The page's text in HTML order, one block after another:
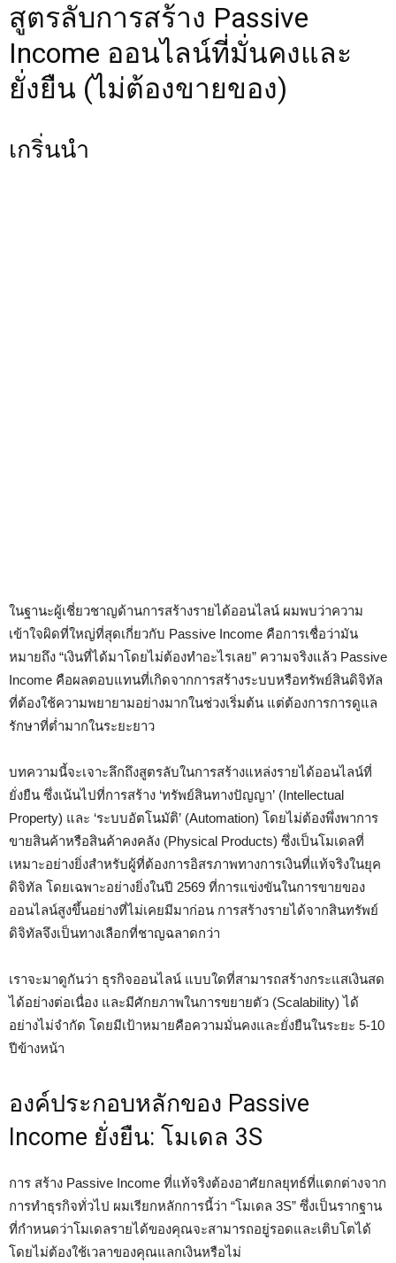
สูตรลับการสร้าง Passive
Income ออนไลน์ที่มั่นคงและ
ยั่งยืน (ไม่ต้องขายของ)
เกริ่นนำ
ในฐานะผู้เชี่ยวชาญด้านการสร้างรายได้ออนไลน์ ผมพบว่าความ
เข้าใจผิดที่ใหญ่ที่สุดเกี่ยวกับ Passive Income คือการเชื่อว่ามัน
หมายถึง “เงินที่ได้มาโดยไม่ต้องทำอะไรเลย” ความจริงแล้ว Passive
Income คือผลตอบแทนที่เกิดจากการสร้างระบบหรือทรัพย์สินดิจิทัล
ที่ต้องใช้ความพยายามอย่างมากในช่วงเริ่มต้น แต่ต้องการการดูแล
รักษาที่ต่ำมากในระยะยาว
บทความนี้จะเจาะลึกถึงสูตรลับในการสร้างแหล่งรายได้ออนไลน์ที่
ยั่งยืน ซึ่งเน้นไปที่การสร้าง ‘ทรัพย์สินทางปัญญา’ (Intellectual
Property) และ ‘ระบบอัตโนมัติ’ (Automation) โดยไม่ต้องพึ่งพาการ
ขายสินค้าหรือสินค้าคงคลัง (Physical Products) ซึ่งเป็นโมเดลที่
เหมาะอย่างยิ่งสำหรับผู้ที่ต้องการอิสรภาพทางการเงินที่แท้จริงในยุค
ดิจิทัล โดยเฉพาะอย่างยิ่งในปี 2569 ที่การแข่งขันในการขายของ
ออนไลน์สูงขึ้นอย่างที่ไม่เคยมีมาก่อน การสร้างรายได้จากสินทรัพย์
ดิจิทัลจึงเป็นทางเลือกที่ชาญฉลาดกว่า
เราจะมาดูกันว่า ธุรกิจออนไลน์ แบบใดที่สามารถสร้างกระแสเงินสด
ได้อย่างต่อเนื่อง และมีศักยภาพในการขยายตัว (Scalability) ได้
อย่างไม่จำกัด โดยมีเป้าหมายคือความมั่นคงและยั่งยืนในระยะ 5-10
ปีข้างหน้า
องค์ประกอบหลักของ Passive
Income ยั่งยืน: โมเดล 3S
การ สร้าง Passive Income ที่แท้จริงต้องอาศัยกลยุทธ์ที่แตกต่างจาก
การทำธุรกิจทั่วไป ผมเรียกหลักการนี้ว่า “โมเดล 3S” ซึ่งเป็นรากฐาน
ที่กำหนดว่าโมเดลรายได้ของคุณจะสามารถอยู่รอดและเติบโตได้
โดยไม่ต้องใช้เวลาของคุณแลกเงินหรือไม่